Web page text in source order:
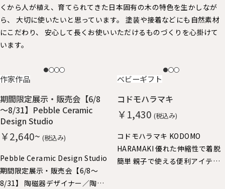
くから人が植え、育てられてきた日本固有の木の特色を生かしなが
ら、 大切に使いたいと思っています。 塗装や接着などにも自然素材
にこだわり、 安心して長くお使いいただけるものづくりを心掛けて
います。
NEW
作家作品
期間限定展示・販売会【6/8
～8/31】Pebble Ceramic
Design Studio
￥2,640~ (税込み)
Pebble Ceramic Design Studio
期間限定展示・販売会【6/8～
8/31】 陶磁器デザイナー／陶磁
NEW
ベビーギフト
コドモハラマキ
￥1,430 (税込み)
コドモハラマキ KODOMO
HARAMAKI 優れた伸縮性で着脱
簡単 親子で使える便利アイテ